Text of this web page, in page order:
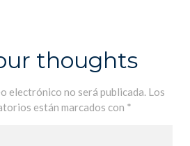
thoughts
electrónico no será publicada. Los
están marcados con *